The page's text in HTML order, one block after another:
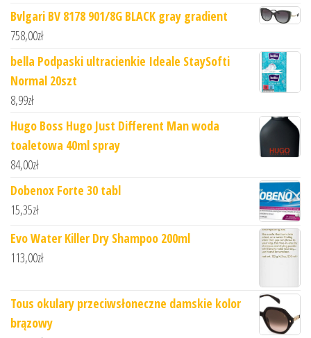
Bvlgari BV 8178 901/8G BLACK gray gradient
758,00zł
bella Podpaski ultracienkie Ideale StaySofti
Normal 20szt
8,99zł
Hugo Boss Hugo Just Different Man woda
toaletowa 40ml spray
84,00zł
Dobenox Forte 30 tabl
15,35zł
Evo Water Killer Dry Shampoo 200ml
113,00zł
Tous okulary przeciwsłoneczne damskie kolor
brązowy